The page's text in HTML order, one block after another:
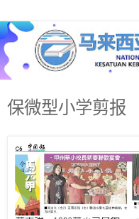
保微型小学剪报